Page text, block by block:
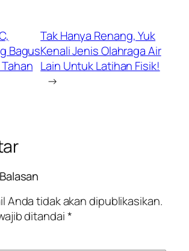
Bagus
Tak Hanya Renang, Yuk
Kenali Jenis Olahraga Air
Lain Untuk Latihan Fisik!
→
Anda tidak akan dipublikasikan.
ditandai*